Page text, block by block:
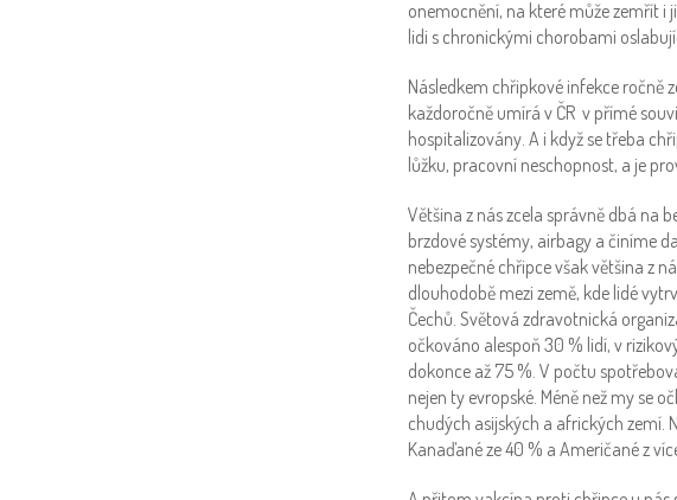
onemocnění, na které může zemřít i
lidi s chronickými chorobami
Následkem chřipkové infekce ročně
každoročně umírá v ČR v přímé
hospitalizovány. A i když se třeba
lůžku, pracovní neschopnost, a je
Většina z nás zcela správně dbá na
brzdové systémy, airbagy a činíme
nebezpečné chřipce však většina z
dlouhodobě mezi země, kde lidé
Čechů. Světová zdravotnická
očkováno alespoň 30 % lidí, v
dokonce až 75 %. V počtu
nejen ty evropské. Méně než my se
chudých asijských a afrických zemí.
Kanaďané ze 40 % a Američané z